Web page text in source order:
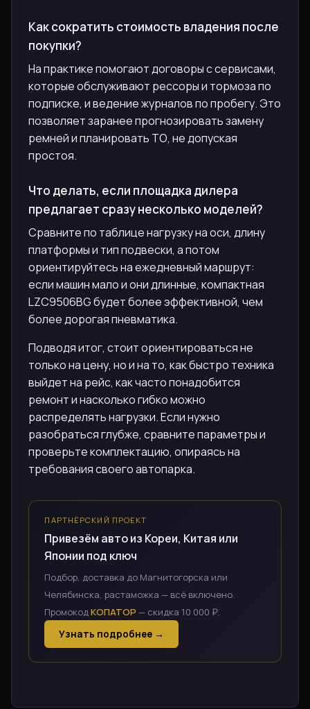
Как сократить стоимость владения после
покупки?
На практике помогают договоры с сервисами,
которые обслуживают рессоры и тормоза по
подписке, и ведение журналов по пробегу. Это
позволяет заранее прогнозировать замену
ремней и планировать ТО, не допуская
простоя.
Что делать, если площадка дилера
предлагает сразу несколько моделей?
Сравните по таблице нагрузку на оси, длину
платформы и тип подвески, а потом
ориентируйтесь на ежедневный маршрут:
если машин мало и они длинные, компактная
LZC9506BG будет более эффективной, чем
более дорогая пневматика.
Подводя итог, стоит ориентироваться не
только на цену, но и на то, как быстро техника
выйдет на рейс, как часто понадобится
ремонт и насколько гибко можно
распределять нагрузки. Если нужно
разобраться глубже, сравните параметры и
проверьте комплектацию, опираясь на
требования своего автопарка.
ПАРТНЁРСКИЙ ПРОЕКТ
Привезём авто из Кореи, Китая или
Японии под ключ
Подбор, доставка до Магнитогорска или
Челябинска, растаможка — всё включено.
ПромокодКОПАТОР — скидка 10 000 ₽.
Узнать подробнее →